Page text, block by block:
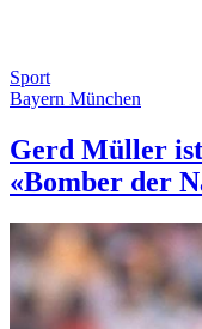
Sport
Bayern München
Gerd Müller
«Bomber der